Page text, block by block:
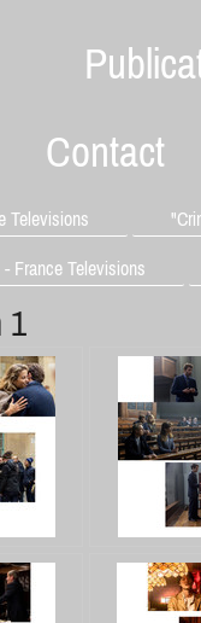
Contact
Televisions
France Televisions
1